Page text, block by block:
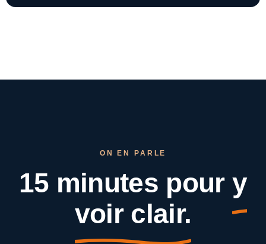
ON EN PARLE
15 minutes pour y
voir clair.